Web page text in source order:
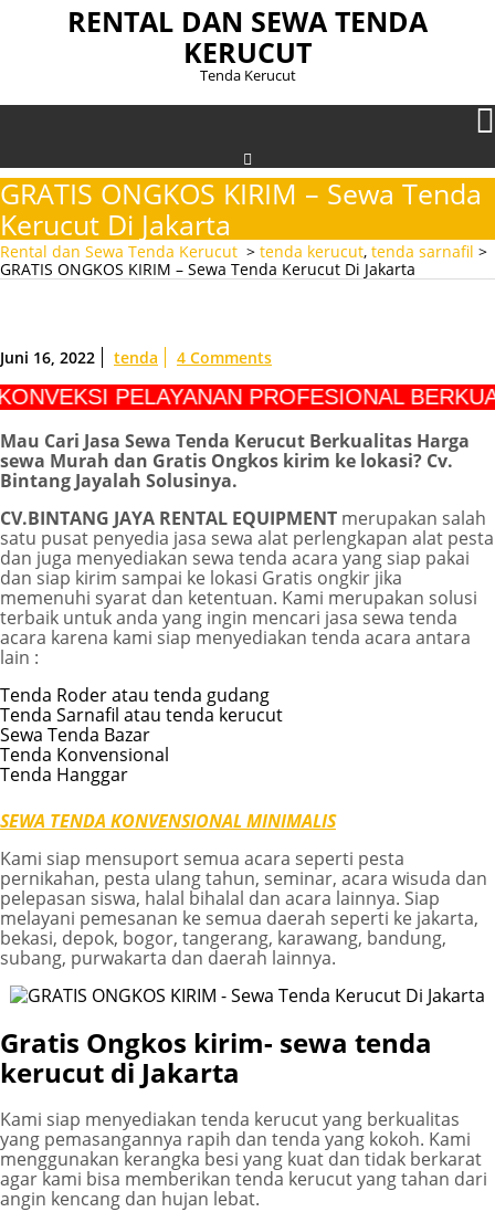
RENTAL DAN SEWA TENDA
KERUCUT
Tenda Kerucut
GRATIS ONGKOS KIRIM – Sewa Tenda
Kerucut Di Jakarta
Rental dan Sewa Tenda Kerucut > tenda kerucut, tenda sarnafil >
GRATIS ONGKOS KIRIM – Sewa Tenda Kerucut Di Jakarta
Juni 16, 2022 tenda 4 Comments
PELAYANAN PROFESIONAL
Mau Cari Jasa Sewa Tenda Kerucut Berkualitas Harga
sewa Murah dan Gratis Ongkos kirim ke lokasi? Cv.
Bintang Jayalah Solusinya.
CV.BINTANG JAYA RENTAL EQUIPMENT merupakan salah
satu pusat penyedia jasa sewa alat perlengkapan alat pesta
dan juga menyediakan sewa tenda acara yang siap pakai
dan siap kirim sampai ke lokasi Gratis ongkir jika
memenuhi syarat dan ketentuan. Kami merupakan solusi
terbaik untuk anda yang ingin mencari jasa sewa tenda
acara karena kami siap menyediakan tenda acara antara
lain :
Tenda Roder atau tenda gudang
Tenda Sarnafil atau tenda kerucut
Sewa Tenda Bazar
Tenda Konvensional
Tenda Hanggar
SEWA TENDA KONVENSIONAL MINIMALIS
Kami siap mensuport semua acara seperti pesta
pernikahan, pesta ulang tahun, seminar, acara wisuda dan
pelepasan siswa, halal bihalal dan acara lainnya. Siap
melayani pemesanan ke semua daerah seperti ke jakarta,
bekasi, depok, bogor, tangerang, karawang, bandung,
subang, purwakarta dan daerah lainnya.
Gratis Ongkos kirim- sewa tenda
kerucut di Jakarta
Kami siap menyediakan tenda kerucut yang berkualitas
yang pemasangannya rapih dan tenda yang kokoh. Kami
menggunakan kerangka besi yang kuat dan tidak berkarat
agar kami bisa memberikan tenda kerucut yang tahan dari
angin kencang dan hujan lebat.